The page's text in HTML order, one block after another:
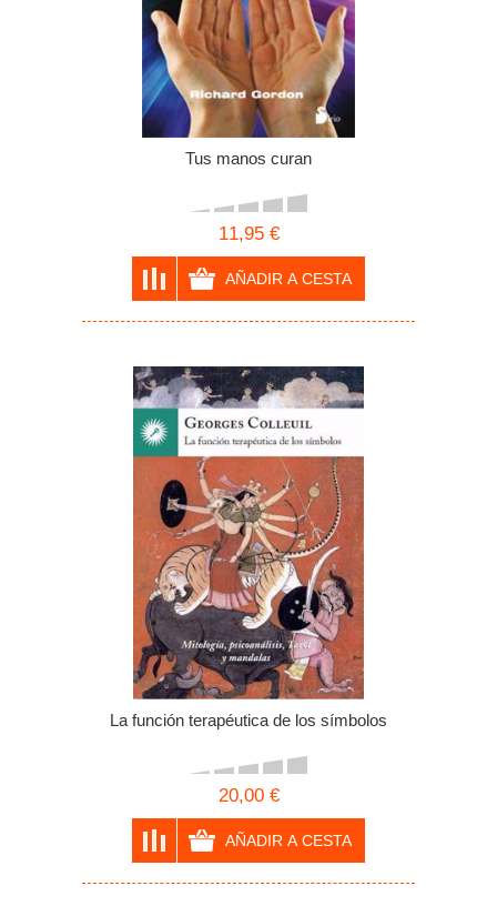
Tus manos curan
11,95 €
La función terapéutica de los símbolos
20,00 €